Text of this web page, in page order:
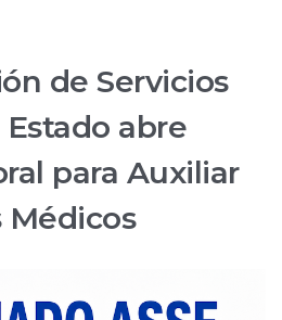
de Servicios
abre
para Auxiliar
Médicos